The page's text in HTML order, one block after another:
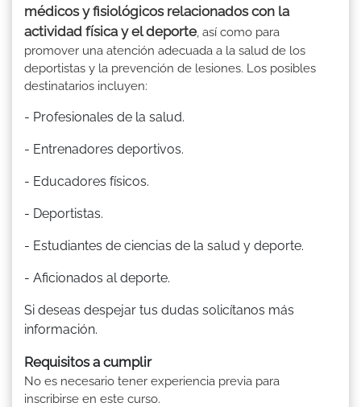
médicos y fisiológicos relacionados con la
actividad física y el deporte, así como para
promover una atención adecuada a la salud de los
deportistas y la prevención de lesiones. Los posibles
destinatarios incluyen:
- Profesionales de la salud.
- Entrenadores deportivos.
- Educadores físicos.
- Deportistas.
- Estudiantes de ciencias de la salud y deporte.
- Aficionados al deporte.
Si deseas despejar tus dudas solicítanos más
información.
Requisitos a cumplir
No es necesario tener experiencia previa para
inscribirse en este curso.